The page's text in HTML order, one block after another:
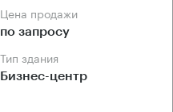
Цена продажи
по запросу
Тип здания
Бизнес-центр